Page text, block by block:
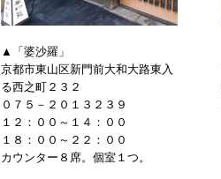
▲「婆沙羅」
京都市東山区新門前大和大路東入
る西之町２３２
０７５－２０１３２３９
１２：００～１４：００
１８：００～２２：００
カウンター８席。個室１つ。